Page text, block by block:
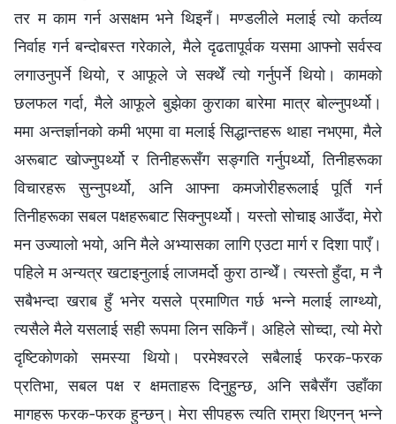
तर म काम गर्न असक्षम भने थिइनँ। मण्डलीले मलाई त्यो कर्तव्य
निर्वाह गर्न बन्दोबस्त गरेकाले, मैले दृढतापूर्वक यसमा आफ्नो सर्वस्व
लगाउनुपर्ने थियो, र आफूले जे सक्थेँ त्यो गर्नुपर्ने थियो। कामको
छलफल गर्दा, मैले आफूले बुझेका कुराका बारेमा मात्र बोल्नुपर्थ्यो।
ममा अन्तर्ज्ञानको कमी भएमा वा मलाई सिद्धान्तहरू थाहा नभएमा, मैले
अरूबाट खोज्नुपर्थ्यो र तिनीहरूसँग सङ्गति गर्नुपर्थ्यो, तिनीहरूका
विचारहरू सुन्नुपर्थ्यो, अनि आफ्ना कमजोरीहरूलाई पूर्ति गर्न
तिनीहरूका सबल पक्षहरूबाट सिक्नुपर्थ्यो। यस्तो सोचाइ आउँदा, मेरो
मन उज्यालो भयो, अनि मैले अभ्यासका लागि एउटा मार्ग र दिशा पाएँ।
पहिले म अन्यत्र खटाइनुलाई लाजमर्दो कुरा ठान्थेँ। त्यस्तो हुँदा, म नै
सबैभन्दा खराब हुँ भनेर यसले प्रमाणित गर्छ भन्ने मलाई लाग्थ्यो,
त्यसैले मैले यसलाई सही रूपमा लिन सकिनँ। अहिले सोच्दा, त्यो मेरो
दृष्टिकोणको समस्या थियो। परमेश्‍वरले सबैलाई फरक-फरक
प्रतिभा, सबल पक्ष र क्षमताहरू दिनुहुन्छ, अनि सबैसँग उहाँका
मागहरू फरक-फरक हुन्छन्। मेरा सीपहरू त्यति राम्रा थिएनन् भन्ने